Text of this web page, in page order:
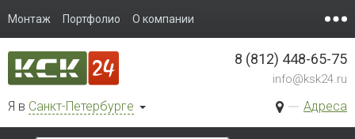
Монтаж Портфолио О компании
Я в Санкт-Петербурге Адреса
8 (812) 448-65-75
info@ksk24.ru